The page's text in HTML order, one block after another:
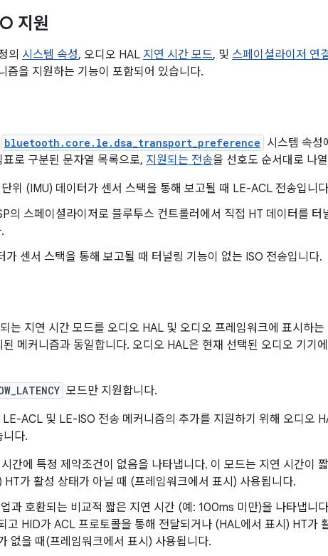
지원
의 시스템 속성, 오디오 HAL 지연 시간 모드, 및 스페이셜라이저 연
즘을 지원하는 기능이 포함되어 있습니다.
bluetooth.core.le.dsa_transport_preference 시스템 속성
로 구분된 문자열 목록으로, 지원되는 전송을 선호도 순서대로 나
위 (IMU) 데이터가 센서 스택을 통해 보고될 때 LE-ACL 전송입니
의 스페이셜라이저로 블루투스 컨트롤러에서 직접 HT 데이터를 터
가 센서 스택을 통해 보고될 때 터널링 기능이 없는 ISO 전송입니다.
는 지연 시간 모드를 오디오 HAL 및 오디오 프레임워크에 표시하
메커니즘과 동일합니다. 오디오 HAL은 현재 선택된 오디오 기기
모드만 지원합니다.
ACL 및 LE-ISO 전송 메커니즘의 추가를 지원하기 위해 오디오
니다.
간에 특정 제약조건이 없음을 나타냅니다. 이 모드는 지연 시간이
HT가 활성 상태가 아닐 때 (프레임워크에서 표시) 사용됩니다.
과 호환되는 비교적 짧은 지연 시간 (예: 100ms 미만)을 나타냅니
고 HID가 ACL 프로토콜을 통해 전달되거나 (HAL에서 표시) HT가
없을 때(프레임워크에서 표시) 사용됩니다.